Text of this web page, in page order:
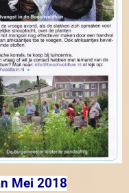
Mei 2018